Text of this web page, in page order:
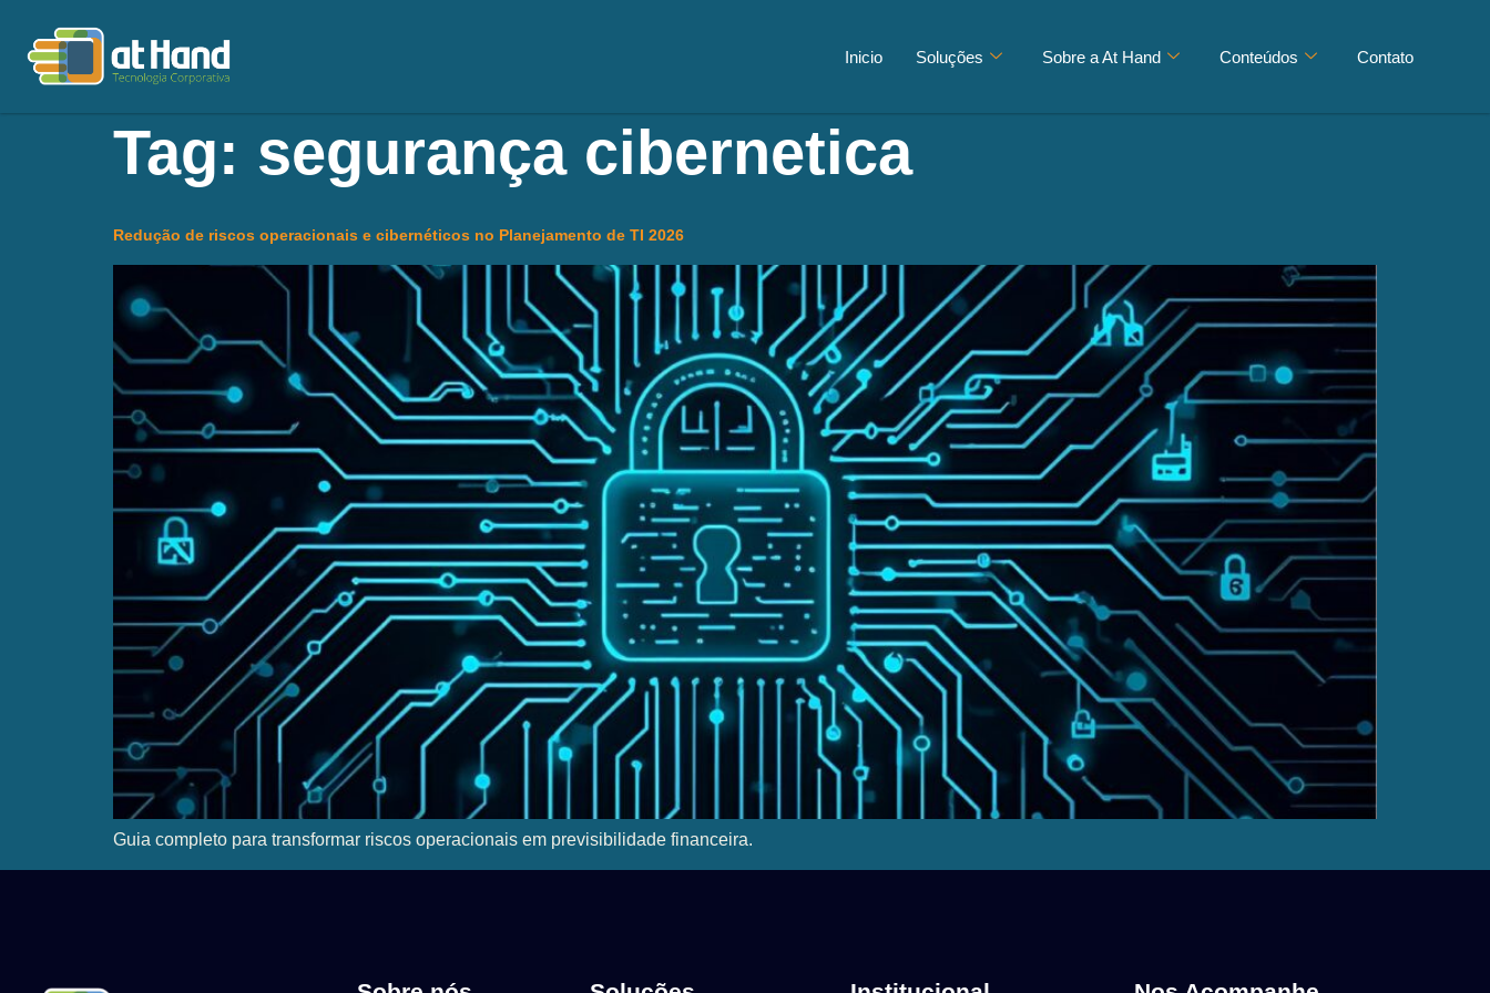
Inicio Soluções Sobre a At Hand Conteúdos Contato
Tag: segurança cibernetica
Redução de riscos operacionais e cibernéticos no Planejamento de TI 2026
Guia completo para transformar riscos operacionais em previsibilidade financeira.